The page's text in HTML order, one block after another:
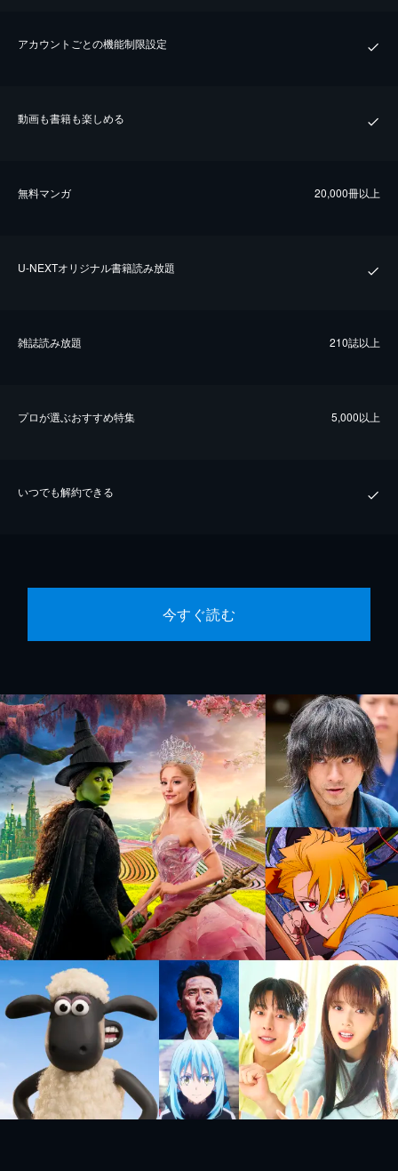
アカウントごとの機能制限設定
動画も書籍も楽しめる
無料マンガ 20,000冊以上
U-NEXTオリジナル書籍読み放題
雑誌読み放題 210誌以上
プロが選ぶおすすめ特集 5,000以上
いつでも解約できる
今すぐ読む